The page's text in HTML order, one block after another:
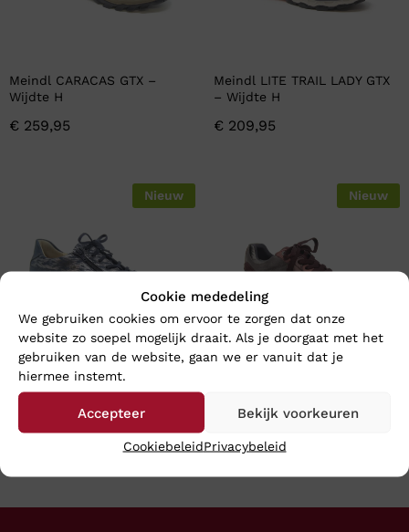
Cookie mededeling
We gebruiken cookies om ervoor te zorgen dat onze
website zo soepel mogelijk draait. Als je doorgaat met het
gebruiken van de website, gaan we er vanuit dat je
hiermee instemt.
Accepteer Bekijk voorkeuren
CookiebeleidPrivacybeleid
Meindl CARACAS GTX –
Wijdte H
€ 259,95
Meindl LITE TRAIL LADY GTX
– Wijdte H
€ 209,95
Nieuw
Finn Comfort OTARU –
Nieuw
Wijdte G
€ 259,95